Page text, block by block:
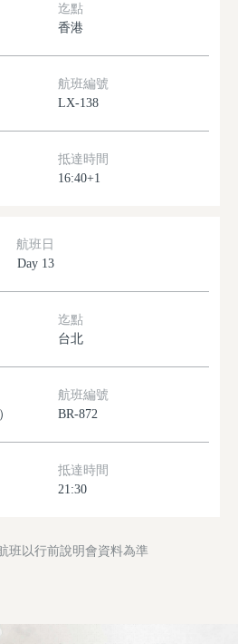
迄點
香港
航班編號
LX-138
抵達時間
16:40+1
航班日
Day 13
迄點
台北
航班編號
BR-872
抵達時間
21:30
班以行前說明會資料為準